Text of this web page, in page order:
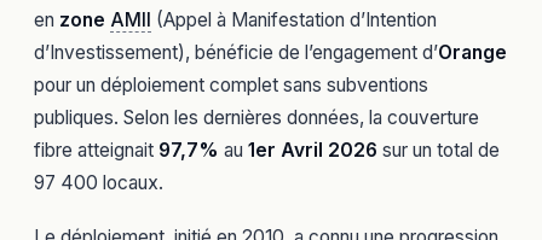
en zone AMII (Appel à Manifestation d’Intention
d’Investissement), bénéficie de l’engagement d’Orange
pour un déploiement complet sans subventions
publiques. Selon les dernières données, la couverture
fibre atteignait 97,7% au 1er Avril 2026 sur un total de
97 400 locaux.